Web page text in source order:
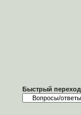
Быстрый переход